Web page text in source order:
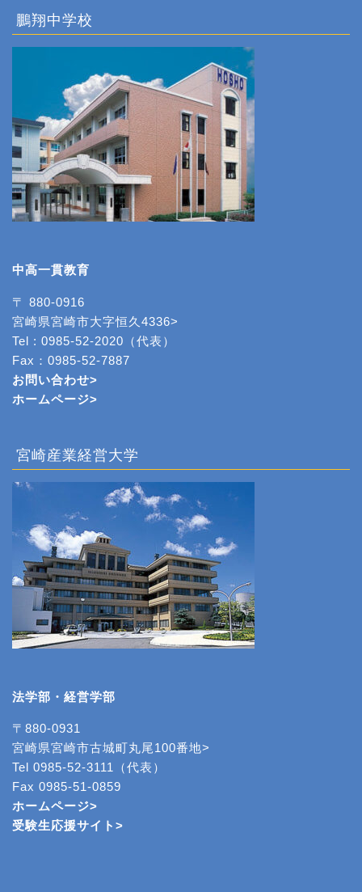
鵬翔中学校
中高一貫教育
〒 880-0916
宮崎県宮崎市大字恒久4336>
Tel : 0985-52-2020（代表）
Fax：0985-52-7887
お問い合わせ>
ホームページ>
宮崎産業経営大学
法学部・経営学部
〒880-0931
宮崎県宮崎市古城町丸尾100番地>
Tel 0985-52-3111（代表）
Fax 0985-51-0859
ホームページ>
受験生応援サイト>